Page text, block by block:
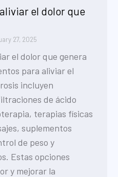
el dolor que
27, 2025
el dolor que genera
para aliviar el
incluyen
de ácido
terapias físicas
suplementos
de peso y
Estas opciones
y mejorar la